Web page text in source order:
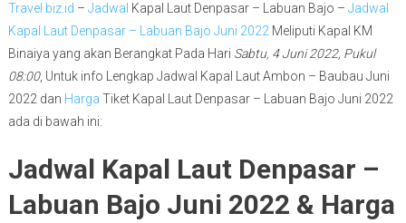
Travel.biz.id – Jadwal Kapal Laut Denpasar – Labuan Bajo – Jadwal
Kapal Laut Denpasar – Labuan Bajo Juni 2022 Meliputi Kapal KM
Binaiya yang akan Berangkat Pada Hari Sabtu, 4 Juni 2022, Pukul
08:00, Untuk info Lengkap Jadwal Kapal Laut Ambon – Baubau Juni
2022 dan Harga Tiket Kapal Laut Denpasar – Labuan Bajo Juni 2022
ada di bawah ini:
Jadwal Kapal Laut Denpasar –
Labuan Bajo Juni 2022 & Harga